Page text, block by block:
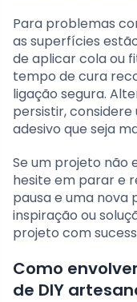
Para problemas
as superfícies
de aplicar cola ou
tempo de cura
ligação segura.
persistir,
adesivo que seja
Se um projeto não
hesite em parar e
pausa e uma
inspiração ou
projeto com
Como
de DIY